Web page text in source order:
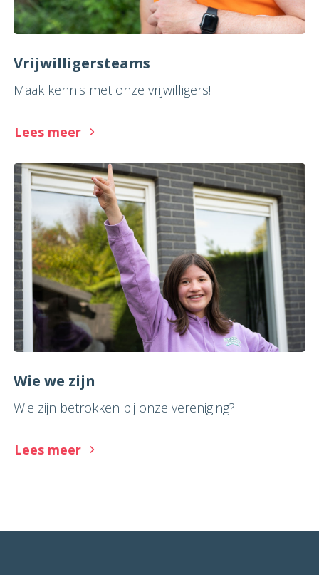
Vrijwilligersteams
Maak kennis met onze vrijwilligers!
Lees meer
Wie we zijn
Wie zijn betrokken bij onze vereniging?
Lees meer